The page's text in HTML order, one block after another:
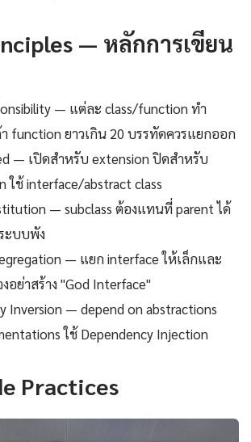
— หลักการเขียน
— แต่ละ class/function ทำ
function ยาวเกิน 20 บรรทัดควรแยกออก
— เปิดสำหรับ extension ปิดสำหรับ
ใช้ interface/abstract class
— subclass ต้องแทนที่ parent ได้
ะบบพัง
— แยก interface ให้เล็กและ
งอย่าสร้าง "God Interface"
Inversion — depend on abstractions
ใช้ Dependency Injection
Practices